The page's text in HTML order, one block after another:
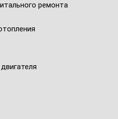
ремонта